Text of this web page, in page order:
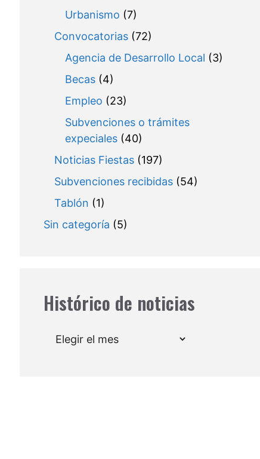
Urbanismo (7)
Convocatorias(72)
Agencia de Desarrollo Local (3)
Becas(4)
Empleo (23)
Subvenciones o trámites
expeciales(40)
Noticias Fiestas(197)
Subvenciones recibidas(54)
Tablón (1)
Sin categoría (5)
Histórico de noticias
Archivos